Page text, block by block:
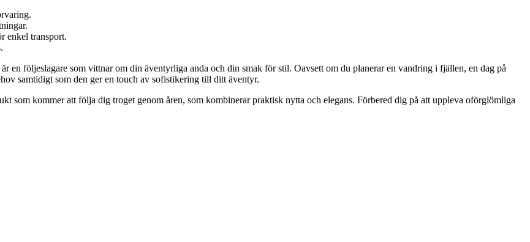
enkel transport.
en följeslagare som vittnar om din äventyrliga anda och din smak för stil. Oavsett om du planerar en vandring i fjällen, en dag på
samtidigt som den ger en touch av sofistikering till ditt äventyr.
som kommer att följa dig troget genom åren, som kombinerar praktisk nytta och elegans. Förbered dig på att uppleva oförglömliga